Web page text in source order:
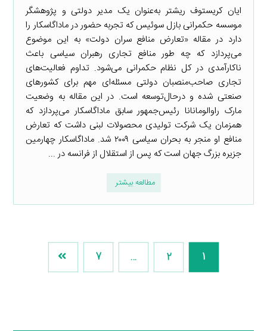
ایان کریستوف ریشتر به‌عنوان یک مدیر دولتی و پژوهشگر
موسسه حکمرانی بازل سوئیس که تجربه حضور در ماداگاسکار را
دارد در مقاله «تعارض منافع سران دولت» به این موضوع
می‌پردازد که چه طور منافع تجاری رهبران سیاسی باعث
ناکارآمدی در کل نظام حکمرانی می‌شود. تداوم فعالیت‌های
تجاری صاحب‌منصبان دولتی مسئله‌ای مهم برای کشورهای
صنعتی شده و درحال‌توسعه است. در این مقاله به وضعیت
مارک راوالومانانا رئیس‌جمهور سابق ماداگاسکار می‌پردازد که
همزمان یک شرکت تولیدی محصولات لبنی داشت که تعارض
منافع او منجر به بحران سیاسی ۲۰۰۹ شد. ماداگاسکار چهارمین
جزیره بزرگ جهان است که پس از استقلال از فرانسه در ...
مطالعه بیشتر
1
2
…
7